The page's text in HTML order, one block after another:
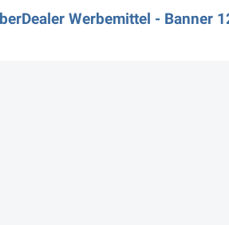
Werbemittel - Banner